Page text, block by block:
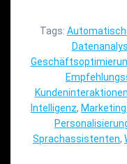
Tags:
Kundeninteraktionen
Intelligenz,
Sprachassistenten,